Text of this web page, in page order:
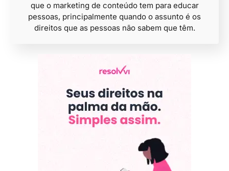
que o marketing de conteúdo tem para educar
pessoas, principalmente quando o assunto é os
direitos que as pessoas não sabem que têm.